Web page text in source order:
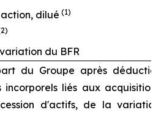
dilué (1)
2)
du BFR
du Groupe après
incorporels liés aux
d'actifs, de la